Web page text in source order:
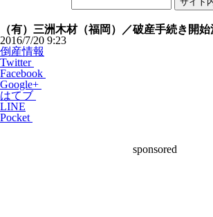
（有）三洲木材（福岡）／破産手続き開始
2016/7/20 9:23
倒産情報
Twitter
Facebook
Google+
はてブ
LINE
Pocket
sponsored